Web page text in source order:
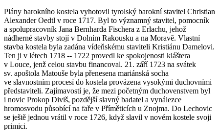
Plány barokního kostela vyhotovil tyrolský barokní stavitel Christian
Alexander Oedtl v roce 1717. Byl to významný stavitel, pomocník
a spolupracovník Jana Bernharda Fischera z Erlachu, jehož
nádherné stavby stojí v Dolním Rakousku a na Moravě. Vlastní
stavba kostela byla zadána vídeňskému staviteli Kristiánu Damelovi.
Ten ji v létech 1718 -- 1722 provedl ke spokojenosti kláštera
v Louce, jenž celou stavbu financoval. 21. září 1723 na svátek
sv. apoštola Matouše byla přenesena mariánská socha
ve slavnostním procesí do kostela provázena vysokými duchovními
představiteli. Zajímavostí je, že mezi početným duchovenstvem byl
i novic Prokop Diviš, pozdější slavný badatel a vynálezce
hromosvodu působící na faře v Příměticích u Znojma. Do Lechovic
se ještě jednou vrátil v roce 1726, když slavil v novém kostele svoji
primici.